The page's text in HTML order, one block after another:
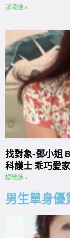
認識她 »
找對象-鄧小姐
科護士 乖巧愛
認識她 »
男生單身優